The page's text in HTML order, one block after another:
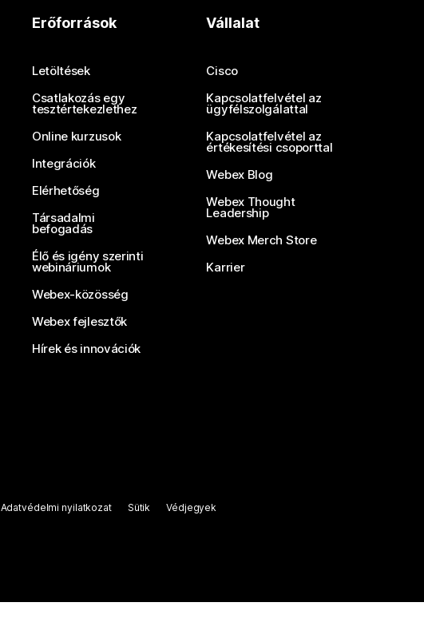
Erőforrások
Letöltések
Csatlakozás egy
tesztértekezlethez
Online kurzusok
Integrációk
Elérhetőség
Társadalmi
befogadás
Élő és igény szerinti
webináriumok
Webex-közösség
Webex fejlesztők
Hírek és innovációk
Vállalat
Cisco
Kapcsolatfelvétel az
ügyfélszolgálattal
Kapcsolatfelvétel az
értékesítési csoporttal
Webex Blog
Webex Thought
Leadership
Webex Merch Store
Karrier
Adatvédelmi nyilatkozat Sütik Védjegyek